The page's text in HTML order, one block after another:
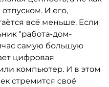
И его,
всё меньше. Если
"работа-дом-
самую большую
цифровая
компьютер. И в этом
стремится своё